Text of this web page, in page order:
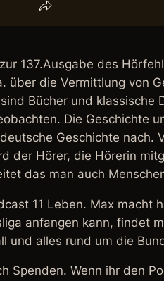
137.Ausgabe des
über die Vermittlung von
Bücher und klassische
Die Geschichte
Geschichte nach.
der Hörer, die Hörerin
das man auch
11 Leben. Max macht
anfangen kann, findet
und alles rund um die
Spenden. Wenn ihr den